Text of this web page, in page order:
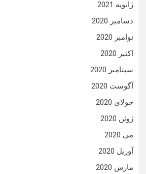
ژانویه 2021
دسامبر 2020
نوامبر 2020
اکتبر 2020
سپتامبر 2020
آگوست 2020
جولای 2020
ژوئن 2020
می 2020
آوریل 2020
مارس 2020